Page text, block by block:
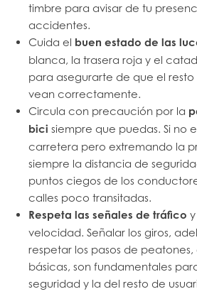
timbre para avisar de tu
accidentes.
Cuida el buen estado de las
blanca, la trasera roja y el
para asegurarte de que el resto
vean correctamente.
Circula con precaución por la
bici siempre que puedas. Si no
carretera pero extremando la
siempre la distancia de
puntos ciegos de los
calles poco transitadas.
Respeta las señales de tráfico
velocidad. Señalar los giros,
respetar los pasos de
básicas, son fundamentales
seguridad y la del resto de